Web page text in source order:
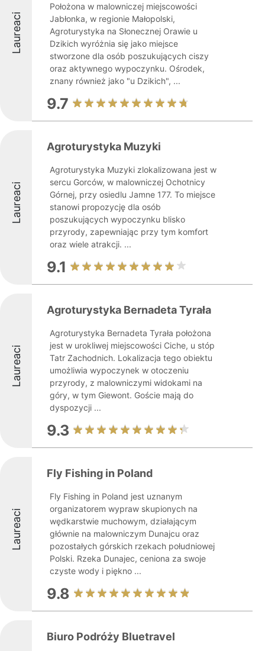
Laureaci
Położona w malowniczej miejscowości
Jabłonka, w regionie Małopolski,
Agroturystyka na Słonecznej Orawie u
Dzikich wyróżnia się jako miejsce
stworzone dla osób poszukujących ciszy
oraz aktywnego wypoczynku. Ośrodek,
znany również jako "u Dzikich", ...
9.7
Laureaci
Agroturystyka Muzyki
Agroturystyka Muzyki zlokalizowana jest w
sercu Gorców, w malowniczej Ochotnicy
Górnej, przy osiedlu Jamne 177. To miejsce
stanowi propozycję dla osób
poszukujących wypoczynku blisko
przyrody, zapewniając przy tym komfort
oraz wiele atrakcji. ...
9.1
Laureaci
Agroturystyka Bernadeta Tyrała
Agroturystyka Bernadeta Tyrała położona
jest w urokliwej miejscowości Ciche, u stóp
Tatr Zachodnich. Lokalizacja tego obiektu
umożliwia wypoczynek w otoczeniu
przyrody, z malowniczymi widokami na
góry, w tym Giewont. Goście mają do
dyspozycji ...
9.3
Laureaci
Fly Fishing in Poland
Fly Fishing in Poland jest uznanym
organizatorem wypraw skupionych na
wędkarstwie muchowym, działającym
głównie na malowniczym Dunajcu oraz
pozostałych górskich rzekach południowej
Polski. Rzeka Dunajec, ceniona za swoje
czyste wody i piękno ...
9.8
Biuro Podróży Bluetravel